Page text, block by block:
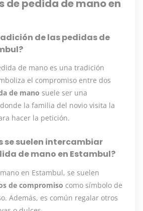
de pedida de mano en
de las pedidas de
de mano es una tradición
el compromiso entre dos
de mano suele ser una
la familia del novio visita la
hacer la petición.
se suelen intercambiar
de mano en Estambul?
en Estambul, se suelen
de compromiso como símbolo de
Además, es común regalar otros